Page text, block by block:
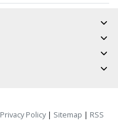
Privacy Policy| Sitemap | RSS